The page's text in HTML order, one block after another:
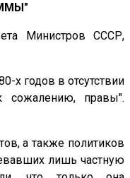
Министров СССР,
х годов в отсутствии
сожалению, правы".
а также политиков
лишь частную